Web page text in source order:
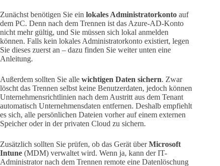
Zunächst benötigen Sie ein lokales Administratorkonto auf
dem PC. Denn nach dem Trennen ist das Azure-AD-Konto
nicht mehr gültig, und Sie müssen sich lokal anmelden
können. Falls kein lokales Administratorkonto existiert, legen
Sie dieses zuerst an – dazu finden Sie weiter unten eine
Anleitung.
Außerdem sollten Sie alle wichtigen Daten sichern. Zwar
löscht das Trennen selbst keine Benutzerdaten, jedoch können
Unternehmensrichtlinien nach dem Austritt aus dem Tenant
automatisch Unternehmensdaten entfernen. Deshalb empfiehlt
es sich, alle persönlichen Dateien vorher auf einem externen
Speicher oder in der privaten Cloud zu sichern.
Zusätzlich sollten Sie prüfen, ob das Gerät überMicrosoft
Intune (MDM) verwaltet wird. Wenn ja, kann der IT-
Administrator nach dem Trennen remote eine Datenlöschung